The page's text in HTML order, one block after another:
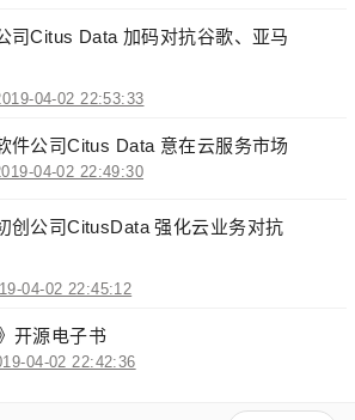
司Citus Data 加码对抗谷歌、亚马
04-02 22:53:33
件公司Citus Data 意在云服务市场
04-02 22:49:30
创公司CitusData 强化云业务对抗
04-02 22:45:12
开源电子书
04-02 22:42:36